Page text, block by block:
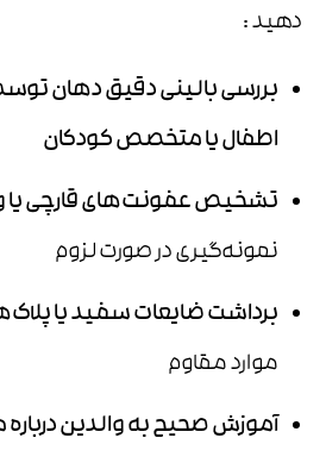
دهید :
بررسی بالینی دقیق دهان
اطفال یا متخصص کودکان
تشخیص عفونت‌های قارچی یا
نمونه‌گیری در صورت لزوم
برداشت ضایعات سفید یا
موارد مقاوم
آموزش صحیح به والدین